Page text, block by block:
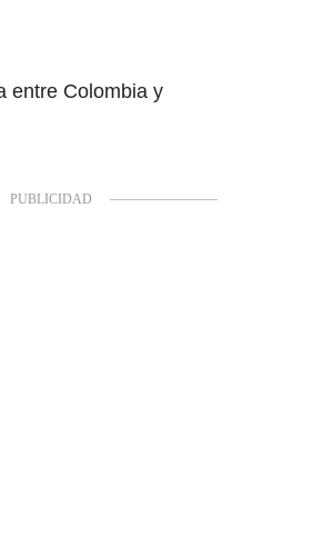
entre Colombia y